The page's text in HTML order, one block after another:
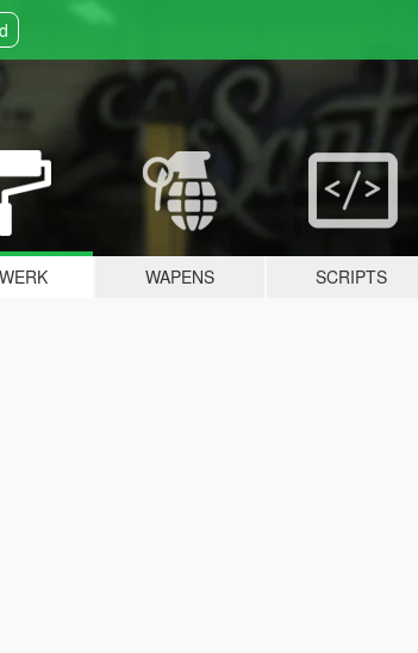
WAPENS SCRIPTS